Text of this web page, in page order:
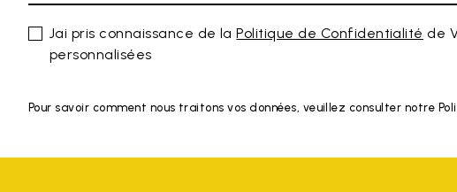
Jai pris connaissance de laPolitique de Confidentialité de
personnalisées
Pour savoir comment nous traitons vos données, veuillez consulter notre